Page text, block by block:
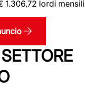
1.306,72 lordi mensili